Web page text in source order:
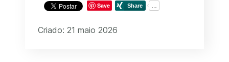
Save
Criado: 21 maio 2026